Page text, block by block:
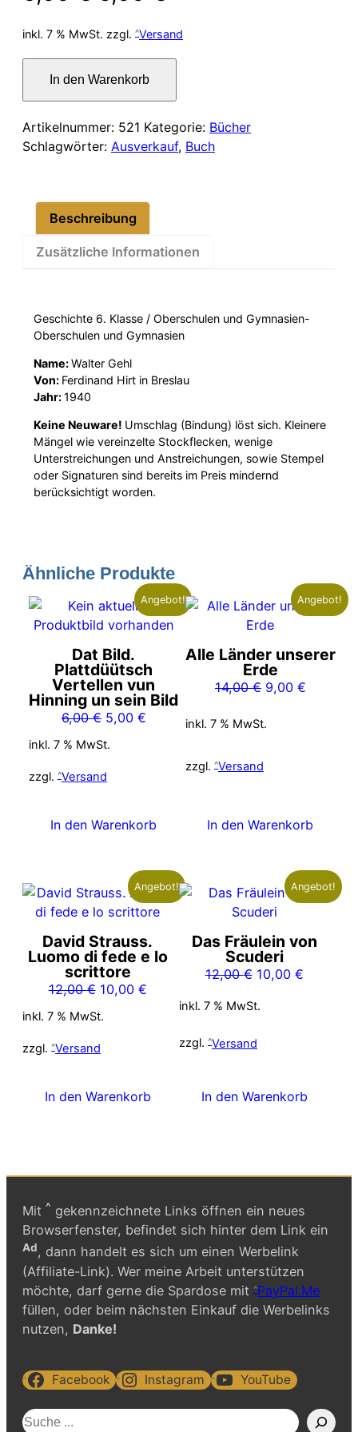
Preis
war:
6,00 €
Preis
ist:
5,00 €.
inkl. 7 % MwSt. zzgl. Versand
Klasse
Menge
In den Warenkorb
Artikelnummer: 521 Kategorie: Bücher
Schlagwörter: Ausverkauf, Buch
Beschreibung
Zusätzliche Informationen
Geschichte 6. Klasse / Oberschulen und Gymnasien-
Oberschulen und Gymnasien
Name:Walter Gehl
Von: Ferdinand Hirt in Breslau
Jahr:1940
Keine Neuware! Umschlag (Bindung) löst sich. Kleinere
Mängel wie vereinzelte Stockflecken, wenige
Unterstreichungen und Anstreichungen, sowie Stempel
oder Signaturen sind bereits im Preis mindernd
berücksichtigt worden.
Ähnliche Produkte
Angebot!
Dat Bild.
Plattdüütsch
Vertellen vun
Hinning un sein Bild
6,00€ Ursprünglicher
6,00 €
5,00 €Aktueller
5,00 €.
inkl. 7 % MwSt.
zzgl. Versand
In den Warenkorb
Angebot!
Alle Länder unserer
Erde
14,00€ Ursprünglicher
war:
9,00 €Aktueller
inkl. 7 % MwSt.
zzgl. Versand
In den Warenkorb
Angebot!
David Strauss.
Luomo di fede e lo
scrittore
12,00€ Ursprünglicher
12,00 €
10,00 €Aktueller
10,00 €.
inkl. 7 % MwSt.
zzgl. Versand
In den Warenkorb
Angebot!
Das Fräulein von
Scuderi
12,00€ Ursprünglicher
war:
10,00 €Aktueller
inkl. 7 % MwSt.
zzgl. Versand
In den Warenkorb
Mit ^ gekennzeichnete Links öffnen ein neues
Browserfenster, befindet sich hinter dem Link ein
Ad, dann handelt es sich um einen Werbelink
(Affiliate-Link). Wer meine Arbeit unterstützen
möchte, darf gerne die Spardose mit PayPal.Me
füllen, oder beim nächsten Einkauf die Werbelinks
nutzen, Danke!
Facebook Instagram YouTube
S